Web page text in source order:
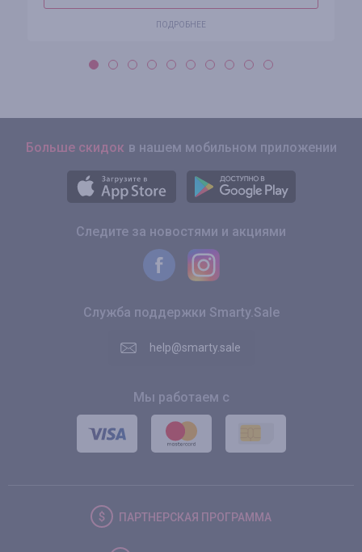
ПОДРОБНЕЕ
Больше скидок в нашем мобильном приложении
Следите за новостями и акциями
Служба поддержки Smarty.Sale
help@smarty.sale
Мы работаем с
ПАРТНЕРСКАЯ ПРОГРАММА